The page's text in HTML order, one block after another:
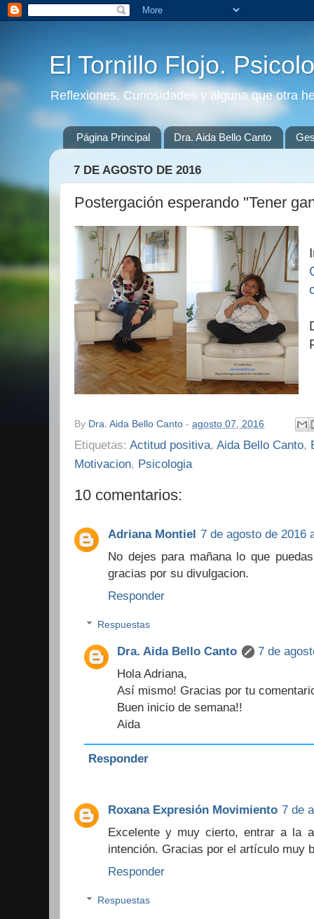
El Tornillo Flojo.
Reflexiones, Curiosidades y alguna que otra
Página Principal Dra. Aida Bello Canto
7 DE AGOSTO DE 2016
Postergación esperando "Tener
By Dra. Aida Bello Canto - agosto 07, 2016
Etiquetas: Actitud positiva, Aida Bello Canto,
Motivacion, Psicologia
10 comentarios:
Adriana Montiel 7 de agosto de 2016
No dejes para mañana lo que
gracias por su divulgacion.
Responder
Respuestas
Dra. Aida Bello Canto
7 de
Hola Adriana,
Así mismo! Gracias por tu
Buen inicio de semana!!
Aida
Responder
Roxana Expresión Movimiento 7 de
Excelente y muy cierto, entrar a la
intención. Gracias por el artículo muy
Responder
Respuestas